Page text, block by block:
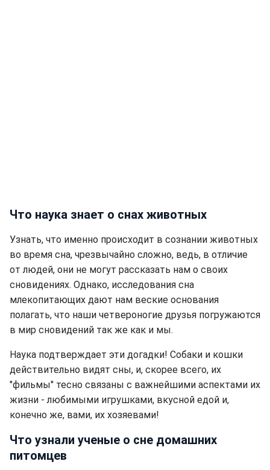
Что наука знает о снах животных
Узнать, что именно происходит в сознании животных
во время сна, чрезвычайно сложно, ведь, в отличие
от людей, они не могут рассказать нам о своих
сновидениях. Однако, исследования сна
млекопитающих дают нам веские основания
полагать, что наши четвероногие друзья погружаются
в мир сновидений так же как и мы.
Наука подтверждает эти догадки! Собаки и кошки
действительно видят сны, и, скорее всего, их
"фильмы" тесно связаны с важнейшими аспектами их
жизни - любимыми игрушками, вкусной едой и,
конечно же, вами, их хозяевами!
Что узнали ученые о сне домашних
питомцев